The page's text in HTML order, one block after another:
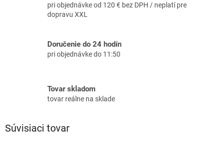
pri objednávke od 120 € bez DPH / neplatí pre
dopravu XXL
Doručenie do 24 hodín
pri objednávke do 11:50
Tovar skladom
tovar reálne na sklade
Súvisiaci tovar